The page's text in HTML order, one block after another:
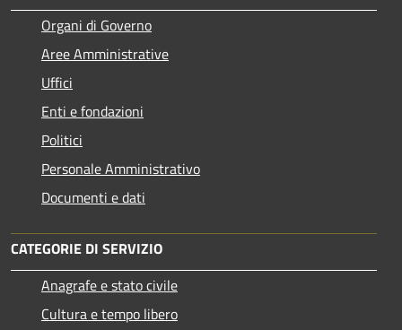
Organi di Governo
Aree Amministrative
Uffici
Enti e fondazioni
Politici
Personale Amministrativo
Documenti e dati
CATEGORIE DI SERVIZIO
Anagrafe e stato civile
Cultura e tempo libero